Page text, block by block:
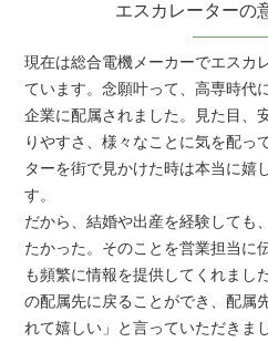
エスカレーターの
現在は総合電機メーカーでエスカ
ています。念願叶って、高専時代
企業に配属されました。見た目、
りやすさ、様々なことに気を配っ
ターを街で見かけた時は本当に嬉
す。
だから、結婚や出産を経験しても
たかった。そのことを営業担当に
も頻繁に情報を提供してくれまし
の配属先に戻ることができ、配属
れて嬉しい」と言っていただきま